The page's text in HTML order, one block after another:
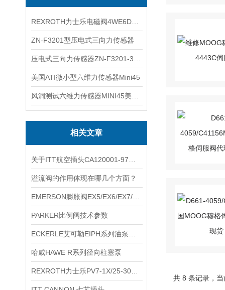
ZN-F3201型压电式三向力传感器
美国ATI微小型六维力传感器Mini45
相关文章
溢流阀的作用体现在哪几个方面？
PARKER比例阀技术参数
哈威HAWE R系列径向柱塞泵
共 8 条记录，